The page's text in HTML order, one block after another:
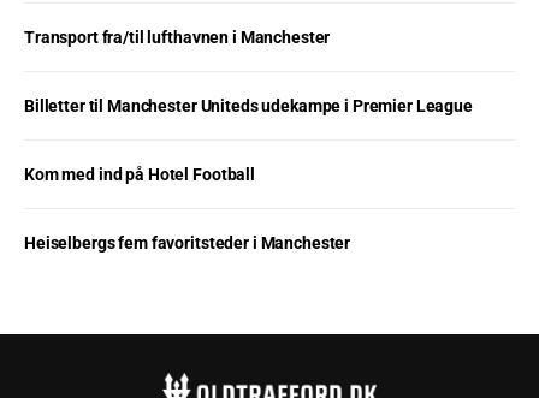
Transport fra/til lufthavnen i Manchester
Billetter til Manchester Uniteds udekampe i Premier League
Kom med ind på Hotel Football
Heiselbergs fem favoritsteder i Manchester